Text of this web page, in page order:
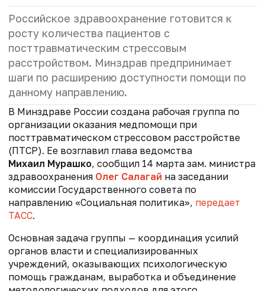
Российское здравоохранение готовится к
росту количества пациентов с
посттравматическим стрессовым
расстройством. Минздрав предпринимает
шаги по расширению доступности помощи по
данному направлению.
В Минздраве России создана рабочая группа по
организации оказания медпомощи при
посттравматическом стрессовом расстройстве
(ПТСР). Ее возглавил глава ведомства
Михаил Мурашко, сообщил 14 марта зам. министра
здравоохранения Олег Салагай на заседании
комиссии Государственного совета по
направлению «Социальная политика», передает
ТАСС.
Основная задача группы — координация усилий
органов власти и специализированных
учреждений, оказывающих психологическую
помощь гражданам, выработка и объединение